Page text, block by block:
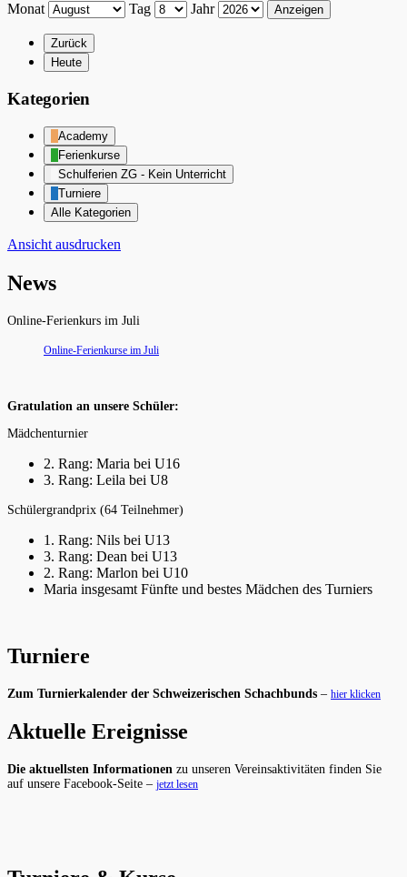
Monat Tag Jahr
Zurück
Heute
Kategorien
Academy
Ferienkurse
Schulferien ZG - Kein Unterricht
Turniere
Alle Kategorien
Ansicht ausdrucken
News
Online-Ferienkurs im Juli
Online-Ferienkurse im Juli
Gratulation an unsere Schüler:
Mädchenturnier
2. Rang: Maria bei U16
3. Rang: Leila bei U8
Schülergrandprix (64 Teilnehmer)
1. Rang: Nils bei U13
3. Rang: Dean bei U13
2. Rang: Marlon bei U10
Maria insgesamt Fünfte und bestes Mädchen des Turniers
Turniere
Zum Turnierkalender der Schweizerischen Schachbunds – hier klicken
Aktuelle Ereignisse
Die aktuellsten Informationen zu unseren Vereinsaktivitäten finden Sie
auf unsere Facebook-Seite – jetzt lesen